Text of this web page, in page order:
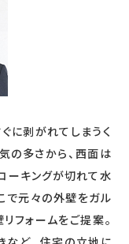
に剥がれてしまうく
の多さから、西面は
ーキングが切れて水
で元々の外壁をガル
フォームをご提案。